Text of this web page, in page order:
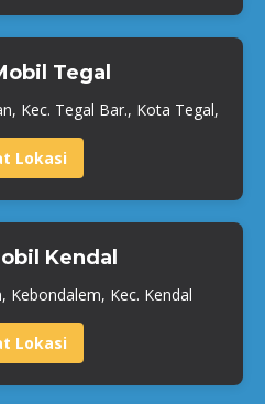
Tegal
Kec. Tegal Bar., Kota Tegal,
Lokasi
Kendal
Kebondalem, Kec. Kendal
Lokasi